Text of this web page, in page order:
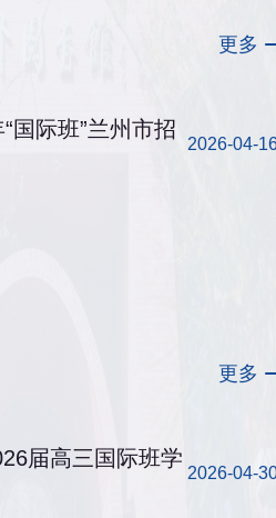
更多
国际班”兰州市招
2026-04-
更多
届高三国际班学
2026-04-